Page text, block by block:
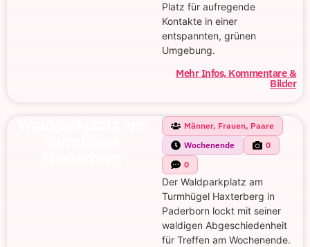
Platz für aufregende
Kontakte in einer
entspannten, grünen
Umgebung.
Mehr Infos, Kommentare &
Bilder
Männer, Frauen, Paare
Wochenende
0
0
Der Waldparkplatz am
Turmhügel Haxterberg in
Paderborn lockt mit seiner
waldigen Abgeschiedenheit
für Treffen am Wochenende.